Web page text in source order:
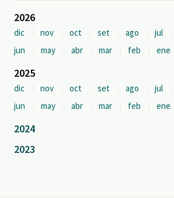
2026
dic nov oct set ago
jul
jun
may abr mar feb ene
2025
dic nov oct set ago
jul
jun
may abr mar feb ene
2024
2023